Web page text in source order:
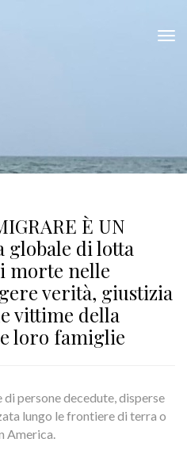
È UN
globale di lotta
morte nelle
verità, giustizia
vittime della
loro famiglie
persone decedute, disperse
lungo le frontiere di terra o
America.